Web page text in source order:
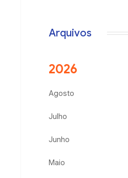
Arquivos
2026
Agosto
Julho
Junho
Maio